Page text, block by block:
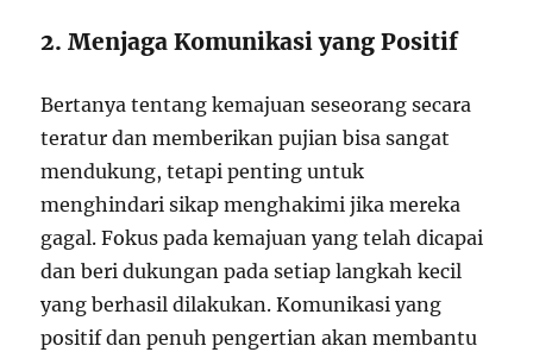
2. Menjaga Komunikasi yang Positif
Bertanya tentang kemajuan seseorang secara
teratur dan memberikan pujian bisa sangat
mendukung, tetapi penting untuk
menghindari sikap menghakimi jika mereka
gagal. Fokus pada kemajuan yang telah dicapai
dan beri dukungan pada setiap langkah kecil
yang berhasil dilakukan. Komunikasi yang
positif dan penuh pengertian akan membantu